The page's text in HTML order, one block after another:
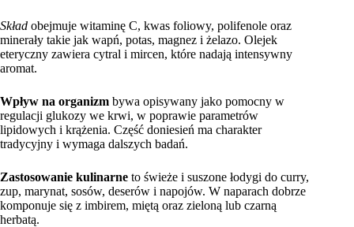
Skład obejmuje witaminę C, kwas foliowy, polifenole oraz
minerały takie jak wapń, potas, magnez i żelazo. Olejek
eteryczny zawiera cytral i mircen, które nadają intensywny
aromat.
Wpływ na organizm bywa opisywany jako pomocny w
regulacji glukozy we krwi, w poprawie parametrów
lipidowych i krążenia. Część doniesień ma charakter
tradycyjny i wymaga dalszych badań.
Zastosowanie kulinarne to świeże i suszone łodygi do curry,
zup, marynat, sosów, deserów i napojów. W naparach dobrze
komponuje się z imbirem, miętą oraz zieloną lub czarną
herbatą.